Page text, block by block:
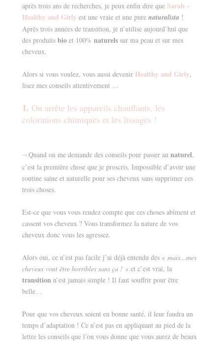
après trois ans de recherches, je peux enfin dire que Sarah –
Healthy and Girly est une vraie et une pure naturalista !
Après trois années de transition, je n’utilise aujourd’hui que
des produits bioet 100% naturelssur ma peau et sur mes
cheveux.
Alors si vous voulez, vous aussi devenir Healthy and Girly,
lisez mes conseils attentivement …
1. On arrête les appareils chauffants, les
colorations chimiques et les lissages !
⇢ Quand on me demande des conseils pour passer au naturel,
c’est la première chose que je proscris. Impossible d’avoir une
routine saine et naturelle pour ses cheveux sans supprimer ces
trois choses.
Est-ce que vous vous rendez compte que ces choses abîment et
cassent vos cheveux ? Vous transformez la nature de vos
cheveux donc vous les agressez.
Alors oui, ce n’est pas facile j’ai déjà entendu des « mais…mes
cheveux vont être horribles sans ça ! » et c’est vrai, la
transitionn’est jamais simple ! Il faut souffrir pour être
belle…
Pour que vos cheveux soient en bonne santé, il leur faudra un
temps d’adaptation ! Ce n’est pas en appliquant au pied de la
lettre les conseils que l’on vous donne que vous aurez de beaux